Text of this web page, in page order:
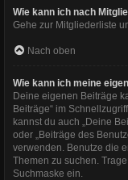
Wie kann ich nach
Gehe zur Mitgliederliste
Nach oben
Wie kann ich meine
Deine eigenen Beiträge
Beiträge“ im
kannst du auch „Deine
oder „Beiträge des
verwenden. Benutze die
Themen zu suchen.
Suchmaske ein.